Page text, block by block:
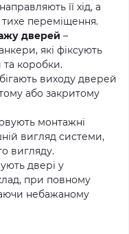
її хід, а
переміщення.
дверей –
які фіксують
та коробки.
виходу дверей
або закритому
монтажні
вигляд системи,
вигляду.
двері у
при повному
небажаному